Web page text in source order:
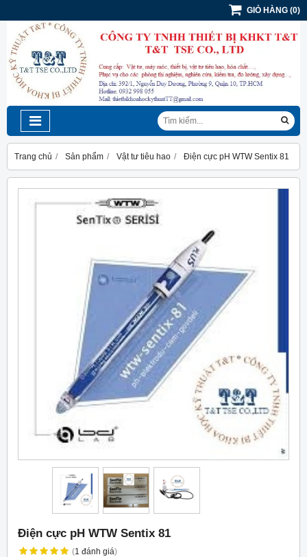
GIỎ HÀNG (0)
Trang chủ Sản phẩm Vật tư tiêu hao Điện cực pH WTW Sentix 81
Điện cực pH WTW Sentix 81
(1 đánh giá)